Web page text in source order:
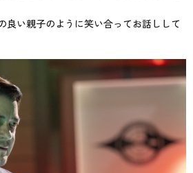
良い親子のように笑い合ってお話しして